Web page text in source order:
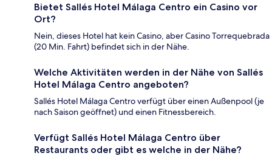
Bietet Sallés Hotel Málaga Centro ein Casino vor
Ort?
Nein, dieses Hotel hat kein Casino, aber Casino Torrequebrada
(20 Min. Fahrt) befindet sich in der Nähe.
Welche Aktivitäten werden in der Nähe von Sallés
Hotel Málaga Centro angeboten?
Sallés Hotel Málaga Centro verfügt über einen Außenpool (je
nach Saison geöffnet) und einen Fitnessbereich.
Verfügt Sallés Hotel Málaga Centro über
Restaurants oder gibt es welche in der Nähe?